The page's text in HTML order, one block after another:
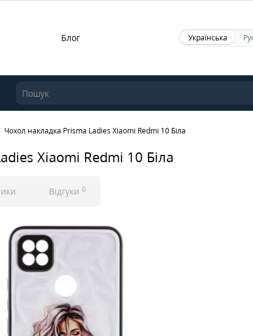
Блог Українська
Чохол накладка Prisma Ladies Xiaomi Redmi 10 Біла
Xiaomi Redmi 10 Біла
Відгуки 0